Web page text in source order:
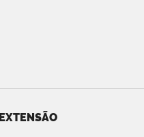
EXTENSÃO